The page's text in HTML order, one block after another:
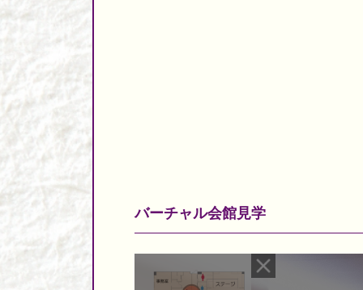
バーチャル会館見学